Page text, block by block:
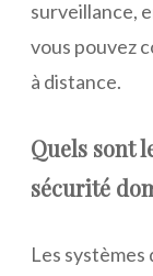
surveillance,
vous pouvez
à distance.
Quels sont
sécurité
Les